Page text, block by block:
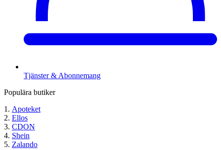
Tjänster & Abonnemang
Populära butiker
Apoteket
Ellos
CDON
Shein
Zalando